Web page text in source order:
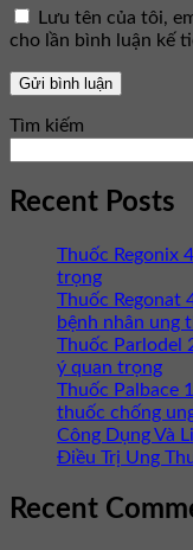
Lưu tên của tôi,
cho lần bình luận kế
Tìm kiếm
Recent Posts
Thuốc Regonix
trọng
Thuốc Regonat
bệnh nhân ung
Thuốc Parlodel
ý quan trọng
Thuốc Palbace
thuốc chống
Công Dụng Và
Điều Trị Ung
Recent